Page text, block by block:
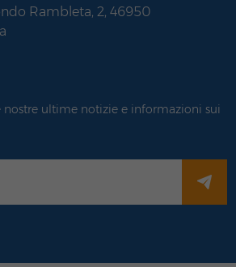
Rambleta, 2, 46950
nostre ultime notizie e informazioni sui